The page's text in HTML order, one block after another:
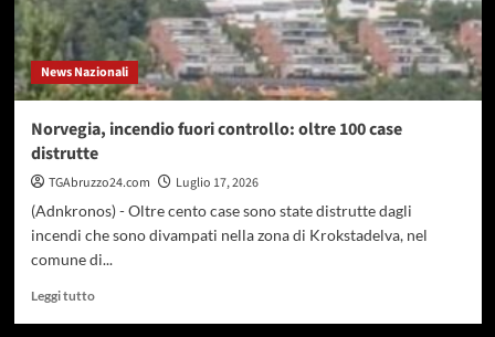
‘solo’
minuti
News Nazionali
Norvegia, incendio fuori controllo: oltre 100 case
distrutte
TGAbruzzo24.com
Luglio 17, 2026
(Adnkronos) - Oltre cento case sono state distrutte dagli
incendi che sono divampati nella zona di Krokstadelva, nel
comune di...
Leggi tuttoLeggi